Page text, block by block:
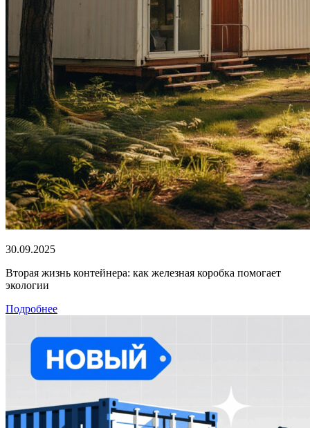
30.09.2025
Вторая жизнь контейнера: как железная коробка помогает
экологии
Подробнее